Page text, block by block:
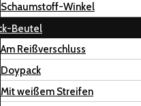
Schaumstoff-Winkel
Beutel
Am Reißverschluss
Doypack
Mit weißem Streifen